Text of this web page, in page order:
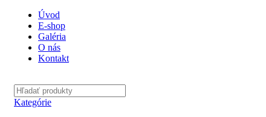
Úvod
E-shop
Galéria
O nás
Kontakt
Kategórie